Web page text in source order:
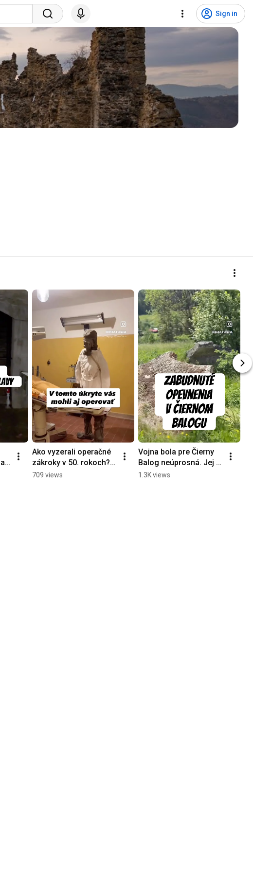
Sign in
Ako vyzerali operačné
zákroky v 50. rokoch?
Zistite to v
709 views
Vojna bola pre Čierny
Balog neúprosná. Jej
viditeľné stopy dodnes
1.3K views